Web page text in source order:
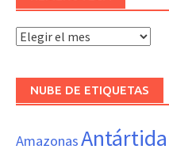
Hemeroteca
NUBE DE ETIQUETAS
AmazonasAntártida